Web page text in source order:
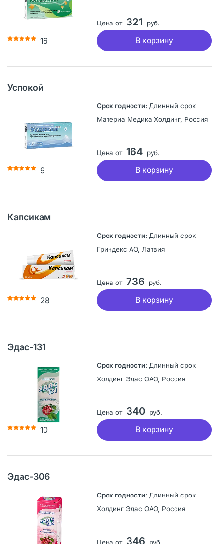
16
Цена от 321 руб.
В корзину
Успокой
9
Длинный срок
Материа Медика Холдинг, Россия
Цена от 164 руб.
В корзину
Капсикам
28
Длинный срок
Гриндекс АО, Латвия
Цена от 736 руб.
В корзину
Эдас-131
10
Длинный срок
Холдинг Эдас ОАО, Россия
Цена от 340 руб.
В корзину
Эдас-306
Длинный срок
Холдинг Эдас ОАО, Россия
Цена от 346 руб.